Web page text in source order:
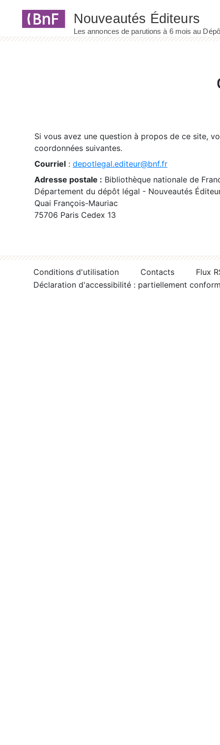
Si vous avez une question à propos de ce site,
coordonnées suivantes.
Courriel : depotlegal.editeur@bnf.fr
Adresse postale : Bibliothèque nationale de
Département du dépôt légal - Nouveautés
Quai François-Mauriac
75706 Paris Cedex 13
Conditions d'utilisation Contacts
Flux
Déclaration d'accessibilité : partiellement